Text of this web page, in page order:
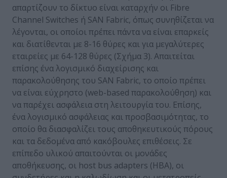
απαρτίζουν το δίκτυο είναι καταρχήν οι Fibre
Channel Switches ή SAN Fabric, όπως συνηθίζεται να
λέγονται, οι οποίοι πρέπει πάντα να είναι επαρκείς
και διατίθενται με 8-16 θύρες και για μεγαλύτερες
εταιρείες με 64-128 θύρες (Σχήμα 3). Απαιτείται
επίσης ένα λογισμικό διαχείρισης και
παρακολούθησης του SAN Fabric, το οποίο πρέπει
να είναι εύχρηστο (web-based παρακολούθηση) και
να παρέχει ασφάλεια στη λειτουργία του. Επίσης,
ένα λογισμικό ασφάλειας και προσβασιμότητας, το
οποίο θα διασφαλίζει τους αποθηκευτικούς πόρους
και τα δεδομένα από κακόβουλες επιθέσεις. Σε
επίπεδο υλικού απαιτούνται οι μονάδες
αποθήκευσης, οι host bus adapters (HBA), οι